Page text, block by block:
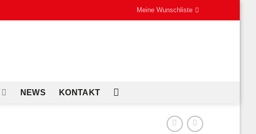
Meine Wunschliste
NEWS KONTAKT